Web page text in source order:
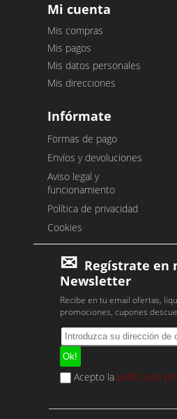
Mi cuenta
Mis compras
Mis pagos
Mis datos personales
Mis direcciones
Infórmate
Formas de pago
Envíos y devoluciones
Aviso legal y
funcionamiento
Política de privacidad
Cookies
Regístrate en
Newsletter
Recibe en tu email ofertas,
promociones, cupones
Acepto la política de